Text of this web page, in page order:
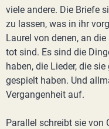
viele andere. Die Briefe
zu lassen, was in ihr
Laurel von denen, an
tot sind. Es sind die
haben, die Lieder, die
gespielt haben. Und
Vergangenheit auf.
Parallel schreibt sie von